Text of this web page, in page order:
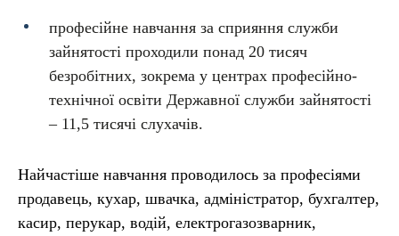
професійне навчання за сприяння служби
зайнятості проходили понад 20 тисяч
безробітних, зокрема у центрах професійно-
технічної освіти Державної служби зайнятості
– 11,5 тисячі слухачів.
Найчастіше навчання проводилось за професіями
продавець, кухар, швачка, адміністратор, бухгалтер,
касир, перукар, водій, електрогазозварник,